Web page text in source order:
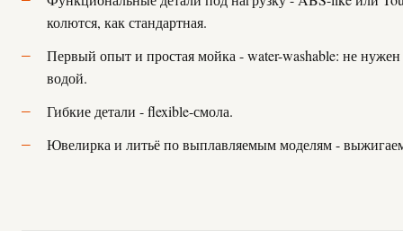
колются, как стандартная.
Первый опыт и простая мойка - water-washable: не нужен
водой.
Гибкие детали - flexible-смола.
Ювелирка и литьё по выплавляемым моделям -